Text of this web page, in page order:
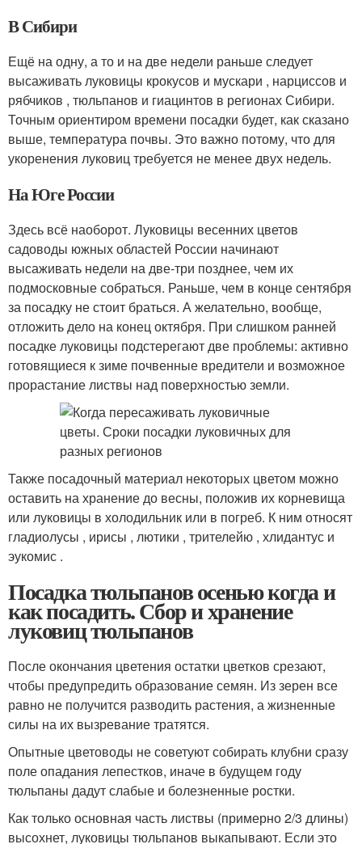
В Сибири
Ещё на одну, а то и на две недели раньше следует
высаживать луковицы крокусов и мускари , нарциссов и
рябчиков , тюльпанов и гиацинтов в регионах Сибири.
Точным ориентиром времени посадки будет, как сказано
выше, температура почвы. Это важно потому, что для
укоренения луковиц требуется не менее двух недель.
На Юге России
Здесь всё наоборот. Луковицы весенних цветов
садоводы южных областей России начинают
высаживать недели на две-три позднее, чем их
подмосковные собраться. Раньше, чем в конце сентября
за посадку не стоит браться. А желательно, вообще,
отложить дело на конец октября. При слишком ранней
посадке луковицы подстерегают две проблемы: активно
готовящиеся к зиме почвенные вредители и возможное
прорастание листвы над поверхностью земли.
Также посадочный материал некоторых цветом можно
оставить на хранение до весны, положив их корневища
или луковицы в холодильник или в погреб. К ним относят
гладиолусы , ирисы , лютики , трителейю , хлидантус и
эукомис .
Посадка тюльпанов осенью когда и
как посадить. Сбор и хранение
луковиц тюльпанов
После окончания цветения остатки цветков срезают,
чтобы предупредить образование семян. Из зерен все
равно не получится разводить растения, а жизненные
силы на их вызревание тратятся.
Опытные цветоводы не советуют собирать клубни сразу
поле опадания лепестков, иначе в будущем году
тюльпаны дадут слабые и болезненные ростки.
Как только основная часть листвы (примерно 2/3 длины)
высохнет, луковицы тюльпанов выкапывают. Если это